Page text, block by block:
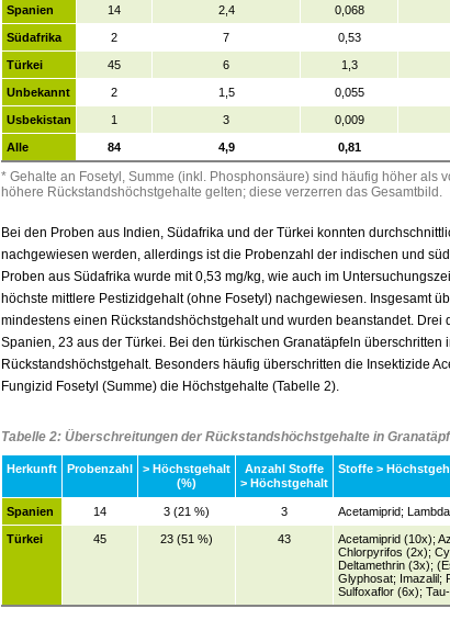
Spanien 14 2,4 0,068
Südafrika 2 7 0,53
Türkei 45 6 1,3
Unbekannt 2 1,5 0,055
Usbekistan 1 3 0,009
Alle 84 4,9 0,81
* Gehalte an Fosetyl, Summe (inkl. Phosphonsäure) sind häufig höher als
höhere Rückstandshöchstgehalte gelten; diese verzerren das Gesamtbild.
Bei den Proben aus Indien, Südafrika und der Türkei konnten
nachgewiesen werden, allerdings ist die Probenzahl der indischen und
Proben aus Südafrika wurde mit 0,53 mg/kg, wie auch im
höchste mittlere Pestizidgehalt (ohne Fosetyl) nachgewiesen. Insgesamt
mindestens einen Rückstandshöchstgehalt und wurden beanstandet. Drei
Spanien, 23 aus der Türkei. Bei den türkischen Granatäpfeln überschritten
Rückstandshöchstgehalt. Besonders häufig überschritten die Insektizide
Fungizid Fosetyl (Summe) die Höchstgehalte (Tabelle 2).
Tabelle 2: Überschreitungen der Rückstandshöchstgehalte in
Herkunft Probenzahl
> Höchstgehalt
(%)
Anzahl Stoffe
> Höchstgehalt
Stoffe >
Spanien 14 3 (21 %) 3 Acetamiprid;
Türkei 45 23 (51 %) 43
Acetamiprid (10x);
Chlorpyrifos (2x);
Deltamethrin (3x);
Glyphosat; Imazalil;
Sulfoxaflor (6x);